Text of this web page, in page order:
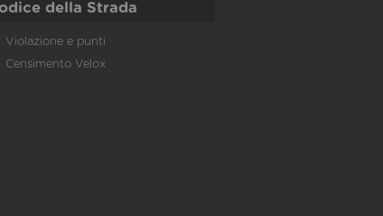
della Strada
Violazione e punti
Censimento Velox